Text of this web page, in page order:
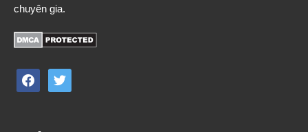
chuyên gia.
facebooktwitter